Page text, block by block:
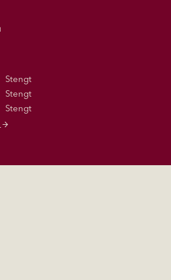
Stengt
Stengt
Stengt